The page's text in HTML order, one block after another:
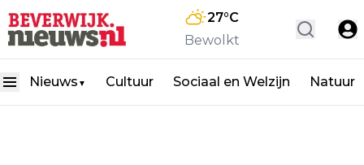
27°C
Bewolkt
Nieuws ▼ Cultuur Sociaal en Welzijn Natuur